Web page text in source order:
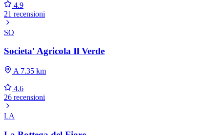
4.9
21 recensioni
SO
Societa' Agricola Il Verde
A 7.35 km
4.6
26 recensioni
LA